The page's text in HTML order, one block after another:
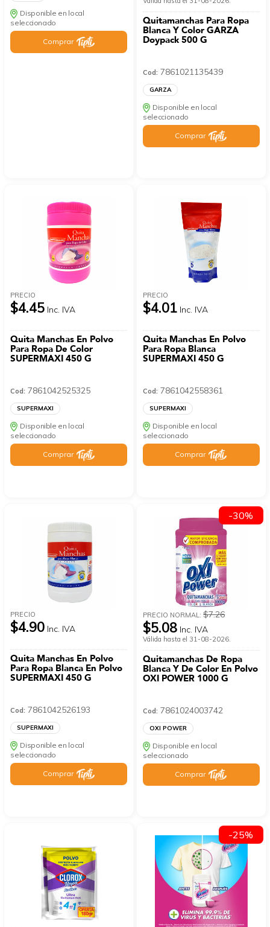
Disponible en local
seleccionado
Comprar
Quitamanchas Para Ropa
Blanca Y Color GARZA
Doypack 500 G
Cod: 7861021135439
GARZA
Disponible en local
seleccionado
Comprar
PRECIO
$4.45 Inc. IVA
Quita Manchas En Polvo
Para Ropa De Color
SUPERMAXI 450 G
Cod: 7861042525325
SUPERMAXI
Disponible en local
seleccionado
Comprar
PRECIO
$4.01 Inc. IVA
Quita Manchas En Polvo
Para Ropa Blanca
SUPERMAXI 450 G
Cod: 7861042558361
SUPERMAXI
Disponible en local
seleccionado
Comprar
PRECIO
$4.90 Inc. IVA
Quita Manchas En Polvo
Para Ropa Blanca En Polvo
SUPERMAXI 450 G
Cod: 7861042526193
SUPERMAXI
Disponible en local
seleccionado
Comprar
PRECIO NORMAL:$7.26
$5.08 Inc. IVA
Válida hasta el 31-08-2026.
Quitamanchas De Ropa
Blanca Y De Color En Polvo
OXI POWER 1000 G
Cod: 7861024003742
OXI POWER
Disponible en local
seleccionado
Comprar
-30%
-25%